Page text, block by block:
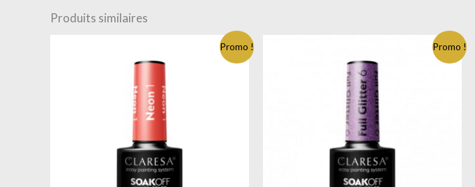
Produits similaires
Promo ! Promo !